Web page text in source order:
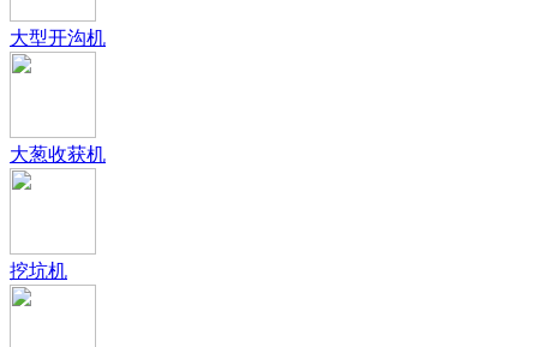
大型开沟机
大葱收获机
挖坑机